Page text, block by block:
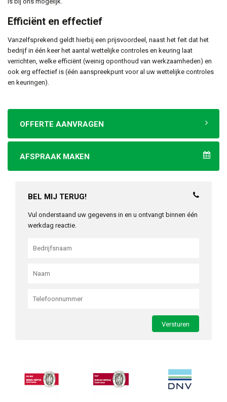
Efficiënt en effectief
Vanzelfsprekend geldt hierbij een prijsvoordeel, naast het feit dat het
bedrijf in één keer het aantal wettelijke controles en keuring laat
verrichten, welke efficiënt (weinig oponthoud van werkzaamheden) en
ook erg effectief is (één aanspreekpunt voor al uw wettelijke controles
en keuringen).
OFFERTE AANVRAGEN
AFSPRAAK MAKEN
BEL MIJ TERUG!
Vul onderstaand uw gegevens in en u ontvangt binnen één
werkdag reactie.